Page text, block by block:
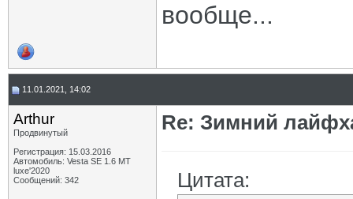
вообще...
11.01.2021, 14:02
Arthur
Продвинутый
Регистрация: 15.03.2016
Автомобиль: Vesta SE 1.6 MT
luxe'2020
Сообщений: 342
Re: Зимний
Цитата: